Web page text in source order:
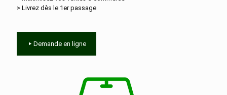
> Livrez dès le 1er passage
Demande en ligne